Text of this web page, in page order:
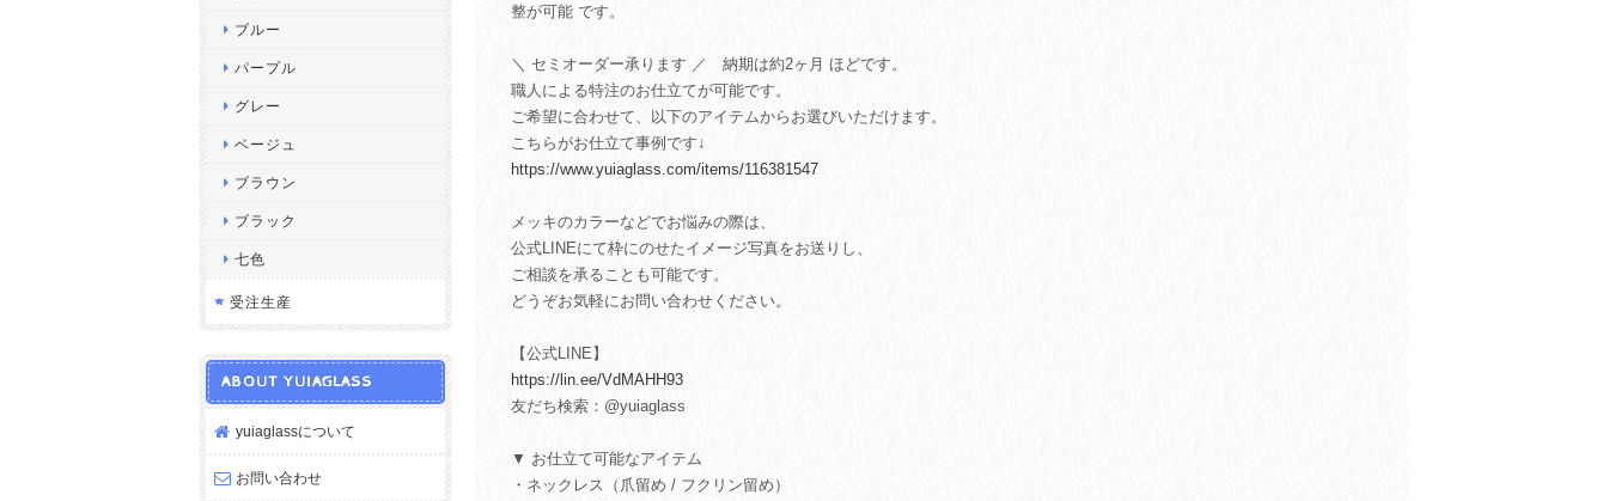
整が可能 です。
＼ セミオーダー承ります ／ 納期は約2ヶ月 ほどです。
職人による特注のお仕立てが可能です。
ご希望に合わせて、以下のアイテムからお選びいただけます。
こちらがお仕立て事例です↓
https://www.yuiaglass.com/items/116381547
メッキのカラーなどでお悩みの際は、
公式LINEにて枠にのせたイメージ写真をお送りし、
ご相談を承ることも可能です。
どうぞお気軽にお問い合わせください。
【公式LINE】
https://lin.ee/VdMAHH93
友だち検索：@yuiaglass
▼ お仕立て可能なアイテム
・ネックレス（爪留め / フクリン留め）
ブルー
パープル
グレー
ベージュ
ブラウン
ブラック
七色
受注生産
ABOUT YUIAGLASS
yuiaglassについて
お問い合わせ